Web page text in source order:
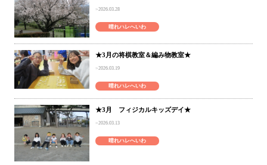
2026.03.28
晴れハレへいわ
★3月の将棋教室＆編み物教室★
2026.03.19
晴れハレへいわ
★3月 フィジカルキッズデイ★
2026.03.13
晴れハレへいわ